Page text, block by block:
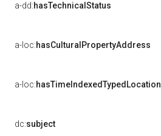
a-dd:hasTechnicalStatus
a-loc:hasCulturalPropertyAddress
a-loc:hasTimeIndexedTypedLocation
dc:subject